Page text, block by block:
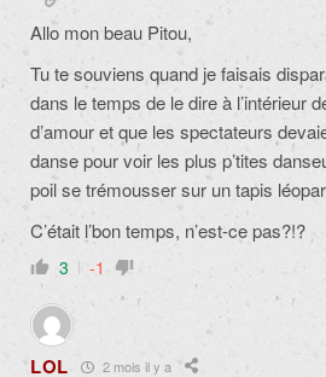
Allo mon beau Pitou,
Tu te souviens quand je faisais
dans le temps de le dire à l’intérieur
d’amour et que les spectateurs
danse pour voir les plus p’tites
poil se trémousser sur un tapis
C’était l’bon temps, n’est-ce pas?!?
3 -1
LOL 2 mois il y a